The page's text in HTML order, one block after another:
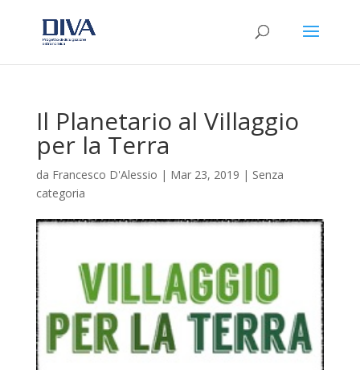
Il Planetario al Villaggio
per la Terra
da Francesco D'Alessio | Mar 23, 2019 | Senza
categoria